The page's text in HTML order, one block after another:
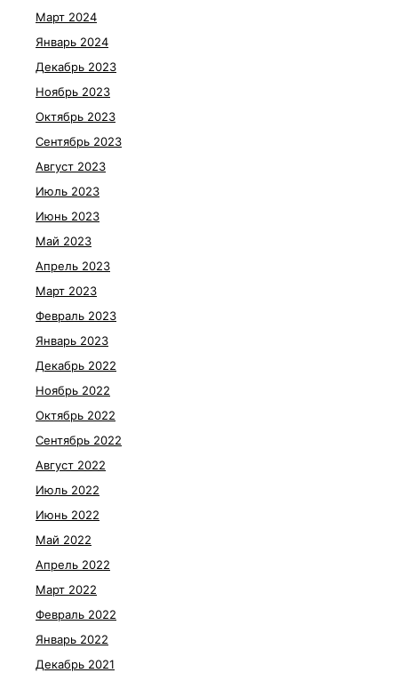
Март 2024
Январь 2024
Декабрь 2023
Ноябрь 2023
Октябрь 2023
Сентябрь 2023
Август 2023
Июль 2023
Июнь 2023
Май 2023
Апрель 2023
Март 2023
Февраль 2023
Январь 2023
Декабрь 2022
Ноябрь 2022
Октябрь 2022
Сентябрь 2022
Август 2022
Июль 2022
Июнь 2022
Май 2022
Апрель 2022
Март 2022
Февраль 2022
Январь 2022
Декабрь 2021